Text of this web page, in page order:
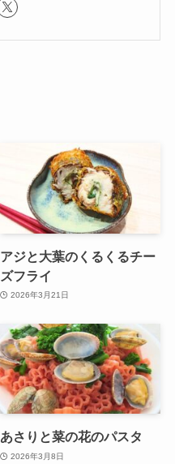
アジと大葉のくるくるチー
ズフライ
2026年3月21日
あさりと菜の花のパスタ
2026年3月8日